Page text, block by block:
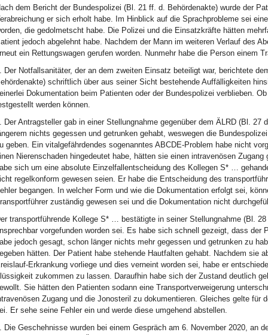
dem Bericht der Bundespolizei (Bl. 21 ff. d. Behördenakte) wurde der
er sich erholt habe. Im Hinblick auf die Sprachprobleme sei
die gedolmetscht habe. Die Polizei und die Einsatzkräfte hätten
jedoch abgelehnt habe. Nachdem der Mann im weiteren Verlauf des
ein Rettungswagen gerufen worden. Nunmehr habe die Person einem
Der Notfallsanitäter, der an dem zweiten Einsatz beteiligt war, berichtete
schriftlich über aus seiner Sicht bestehende Auffälligkeiten
Dokumentation beim Patienten oder der Bundespolizei verblieben.
werden können.
Der Antragsteller gab in einer Stellungnahme gegenüber dem ÄLRD (Bl.
nichts gegessen und getrunken gehabt, weswegen die
geben. Ein vitalgefährdendes sogenanntes ABCDE-Problem habe nicht
Nierenschaden hingedeutet habe, hätten sie einen intravenösen
sich um eine absolute Einzelfallentscheidung des Kollegen S* …
regelkonform gewesen seien. Er habe die Entscheidung des
begangen. In welcher Form und wie die Dokumentation erfolgt sei,
zuständig gewesen sei und die Dokumentation nicht
transportführende Kollege S* … bestätigte in seiner Stellungnahme (Bl.
vorgefunden worden sei. Es habe sich schnell gezeigt, dass der
jedoch gesagt, schon länger nichts mehr gegessen und getrunken zu
hätten. Der Patient habe stehende Hautfalten gehabt. Nachdem sie
Erkrankung vorliege und dies verneint worden sei, habe er
zukommen zu lassen. Daraufhin habe sich der Zustand deutlich
Sie hätten den Patienten sodann eine Transportverweigerung
Zugang und die Jonosteril zu dokumentieren. Gleiches gelte für
Er sehe seine Fehler ein und werde diese umgehend abstellen.
Die Geschehnisse wurden bei einem Gespräch am 6. November 2020, an